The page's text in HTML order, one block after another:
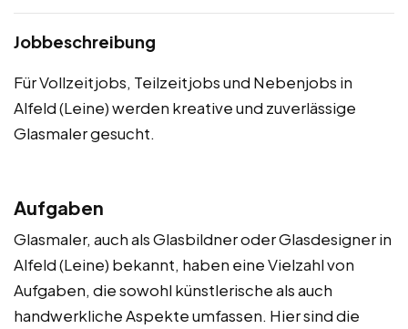
Jobbeschreibung
Für Vollzeitjobs, Teilzeitjobs und Nebenjobs in
Alfeld (Leine) werden kreative und zuverlässige
Glasmaler gesucht.
Aufgaben
Glasmaler, auch als Glasbildner oder Glasdesigner in
Alfeld (Leine) bekannt, haben eine Vielzahl von
Aufgaben, die sowohl künstlerische als auch
handwerkliche Aspekte umfassen. Hier sind die